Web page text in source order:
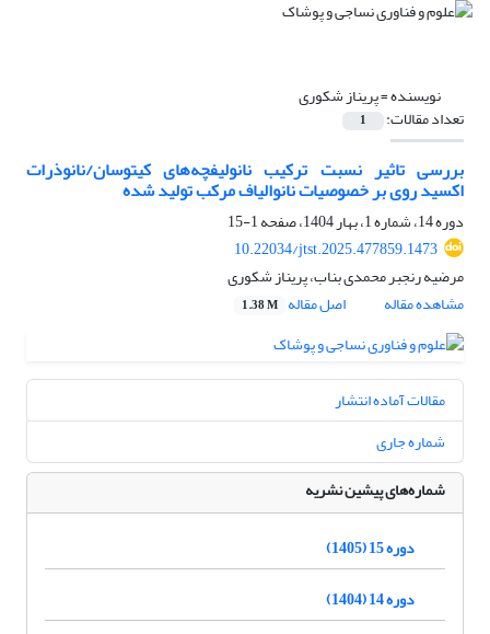
نویسنده =پریناز شکوری
تعداد مقالات: 1
بررسی تاثیر نسبت ترکیب نانولیفچه‌های کیتوسان/نانوذرات
اکسید روی بر خصوصیات نانوالیاف مرکب تولید شده
دوره 14، شماره 1، بهار 1404، صفحه
1-15
10.22034/jtst.2025.477859.1473
مرضیه رنجبر محمدی بناب، پریناز شکوری
مشاهده مقاله
اصل مقاله 1.38 M
مقالات آماده انتشار
شماره جاری
شماره‌های پیشین نشریه
دوره 15 (1405)
دوره 14 (1404)